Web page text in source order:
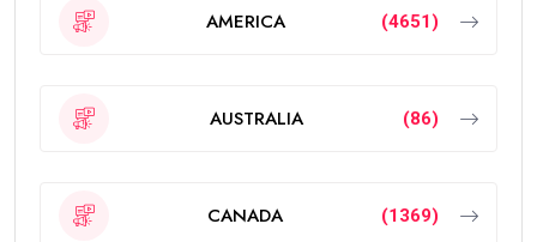
AMERICA (4651)
AUSTRALIA (86)
CANADA (1369)